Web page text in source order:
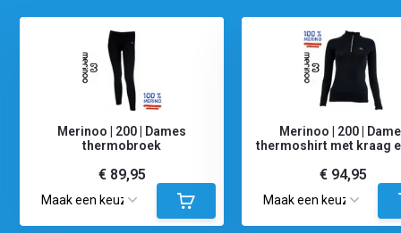
Merinoo | 200 | Dames
thermobroek
€ 89,95
Merinoo | 200 |
thermoshirt met kraag
€ 94,95